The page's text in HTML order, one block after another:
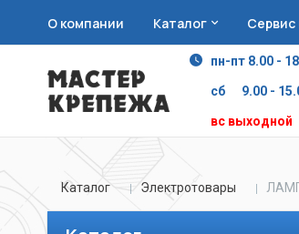
О компании Каталог
пн-пт 8.00 -
сб 9.00 -
вс выходной
Каталог Электротовары